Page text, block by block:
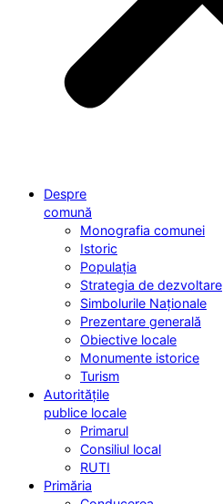
Despre
comună
Monografia comunei
Istoric
Populația
Strategia de dezvoltare
Simbolurile Naționale
Prezentare generală
Obiective locale
Monumente istorice
Turism
Autoritățile
publice locale
Primarul
Consiliul local
RUTI
Primăria